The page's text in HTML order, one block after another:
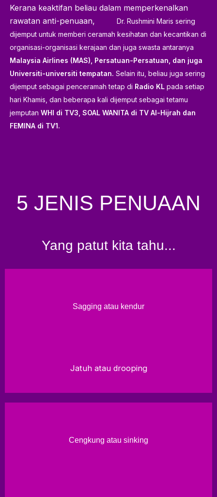
Kerana keaktifan beliau dalam memperkenalkan
rawatan anti-penuaan, Dr. Rushmini Maris sering
dijemput untuk memberi ceramah kesihatan dan kecantikan di
organisasi-organisasi kerajaan dan juga swasta antaranya
Malaysia Airlines (MAS), Persatuan-Persatuan, dan juga
Universiti-universiti tempatan. Selain itu, beliau juga sering
dijemput sebagai penceramah tetap di Radio KL pada setiap
hari Khamis, dan beberapa kali dijemput sebagai tetamu
jemputan WHI di TV3, SOAL WANITA di TV Al-Hijrah dan
FEMINA di TV1.
5 JENIS PENUAAN
Yang patut kita tahu...
Sagging atau kendur
Jatuh atau drooping
Cengkung atau sinking